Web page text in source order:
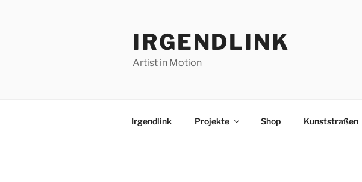
IRGENDLINK
Artist in Motion
Irgendlink Projekte Shop Kunststraßen